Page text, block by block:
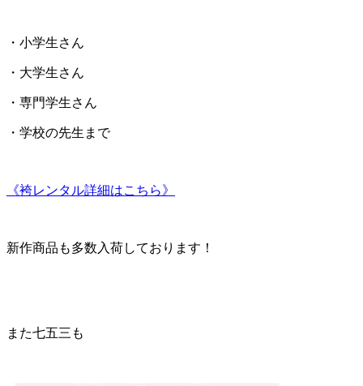
・小学生さん
・大学生さん
・専門学生さん
・学校の先生まで
《袴レンタル詳細はこちら》
新作商品も多数入荷しております！
また七五三も